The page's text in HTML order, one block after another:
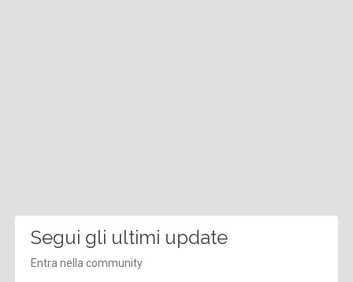
Segui gli ultimi update
Entra nella community